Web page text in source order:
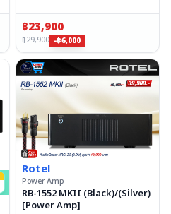
฿23,900
฿29,900 -฿6,000
Rotel
Power Amp
RB-1552 MKII (Black)/(Silver)
[Power Amp]